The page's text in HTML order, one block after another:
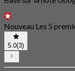
Nouveau Les 5
5.0(3)